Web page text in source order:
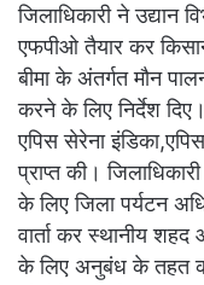
जिलाधिकारी ने उद्यान
एफपीओ तैयार कर
बीमा के अंतर्गत मौन
करने के लिए निर्देश
एपिस सेरेना
प्राप्त की।
के लिए जिला पर्यटन
वार्ता कर स्थानीय
के लिए अनुबंध के तहत